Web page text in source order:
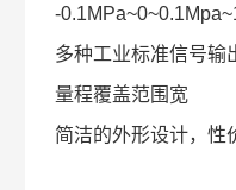
-
多种工业标准信号输
量程覆盖范围宽
简洁的外形设计，性